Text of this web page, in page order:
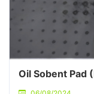
Oil Sobent Pad